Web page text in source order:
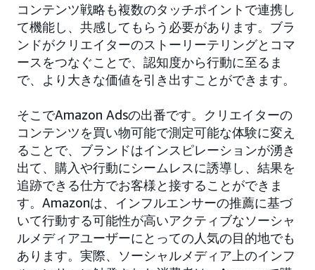
コンテンツ戦略も複数のタッチポイントで連携し
て機能し、共感してもらう必要があります。ブラ
ンドがクリエイターのストーリーテリングとコマ
ースをつなぐことで、認知度から行動に至るま
で、より大きな価値を引き出すことができます。
そこでAmazon Adsの出番です。クリエイターの
コンテンツを買い物可能で測定可能な体験に変え
ることで、ブランドはインスピレーションが湧き
出て、購入や行動にシームレスに誘導し、結果を
追跡できる仕方でお客様と接することができま
す。Amazonは、インフルエンサーの推薦に基づ
いて行動する可能性が高いアクティブなソーシャ
ルメディアユーザーにとっての人気の目的地でも
あります。実際、ソーシャルメディア上のインフ